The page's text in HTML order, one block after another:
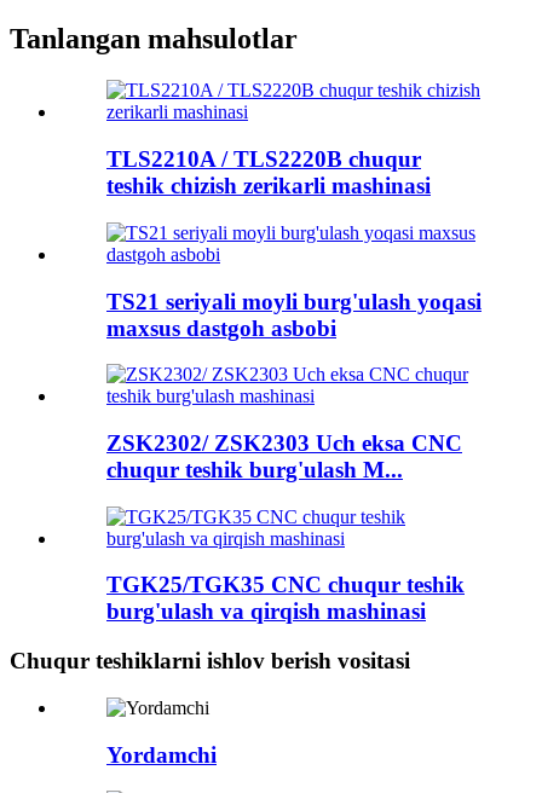
Tanlangan mahsulotlar
TLS2210A / TLS2220B chuqur
teshik chizish zerikarli mashinasi
TS21 seriyali moyli burg'ulash yoqasi
maxsus dastgoh asbobi
ZSK2302/ ZSK2303 Uch eksa CNC
chuqur teshik burg'ulash M...
TGK25/TGK35 CNC chuqur teshik
burg'ulash va qirqish mashinasi
Chuqur teshiklarni ishlov berish vositasi
Yordamchi